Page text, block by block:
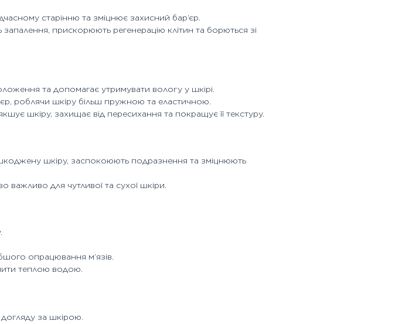
старінню та зміцнює захисний бар’єр.
прискорюють регенерацію клітин та борються зі
та допомагає утримувати вологу у шкірі.
роблячи шкіру більш пружною та еластичною.
шкіру, захищає від пересихання та покращує її текстуру.
шкіру, заспокоюють подразнення та зміцнюють
важливо для чутливої та сухої шкіри.
опрацювання м’язів.
теплою водою.
за шкірою.